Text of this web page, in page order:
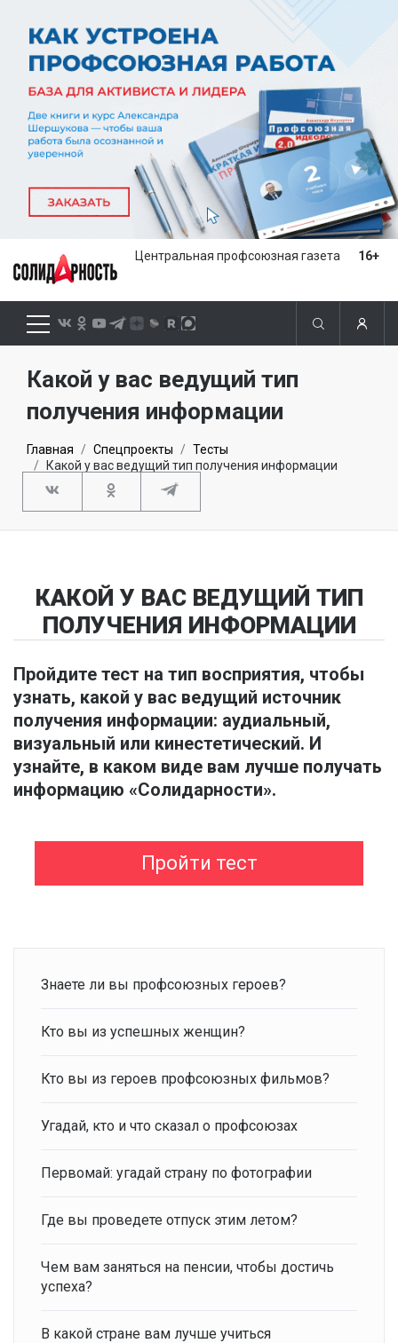
Центральная профсоюзная газета 16+
Какой у вас ведущий тип
получения информации
Главная Спецпроекты
Тесты
Какой у вас ведущий тип получения информации
КАКОЙ У ВАС ВЕДУЩИЙ ТИП
ПОЛУЧЕНИЯ ИНФОРМАЦИИ
Пройдите тест на тип восприятия, чтобы
узнать, какой у вас ведущий источник
получения информации: аудиальный,
визуальный или кинестетический. И
узнайте, в каком виде вам лучше получать
информацию «Солидарности».
Пройти тест
Знаете ли вы профсоюзных героев?
Кто вы из успешных женщин?
Кто вы из героев профсоюзных фильмов?
Угадай, кто и что сказал о профсоюзах
Первомай: угадай страну по фотографии
Где вы проведете отпуск этим летом?
Чем вам заняться на пенсии, чтобы достичь
успеха?
В какой стране вам лучше учиться